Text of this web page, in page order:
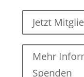
Jetzt
Mehr
Spenden